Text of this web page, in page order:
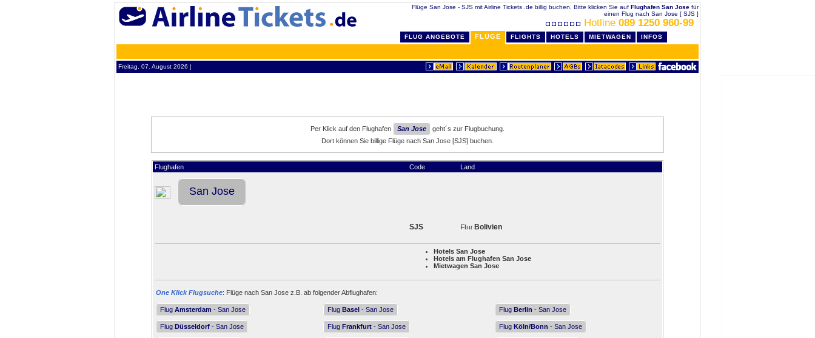
Flüge San Jose - SJS mit Airline Tickets .de billig buchen. Bitte klicken Sie auf Flughafen San Jose für
einen Flug nach San Jose [ SJS ]
Hotline 089 1250 960-99
FLUG ANGEBOTE FLÜGE FLIGHTS HOTELS MIETWAGEN INFOS
Freitag, 07. August 2026 ¦
Per Klick auf den Flughafen San Jose
geht´s zur Flugbuchung.
Dort können Sie billige Flüge nach San Jose [SJS] buchen.
Flughafen Code Land
San Jose
SJS Bolivien
Hotels San Jose
Hotels am Flughafen San Jose
Mietwagen San Jose
One Klick Flugsuche: Flüge nach San Jose z.B. ab folgender Abflughafen:
Flug Amsterdam - San Jose Flug Basel - San Jose Flug Berlin - San Jose
Flug Düsseldorf - San Jose Flug Frankfurt - San Jose Flug Köln/Bonn - San Jose